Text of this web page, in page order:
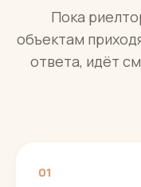
Пока
объектам
ответа, идёт
01